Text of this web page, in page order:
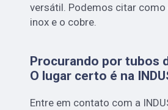
versátil. Podemos citar como
inox e o cobre.
Procurando por tubos
O lugar certo é na
Entre em contato com a